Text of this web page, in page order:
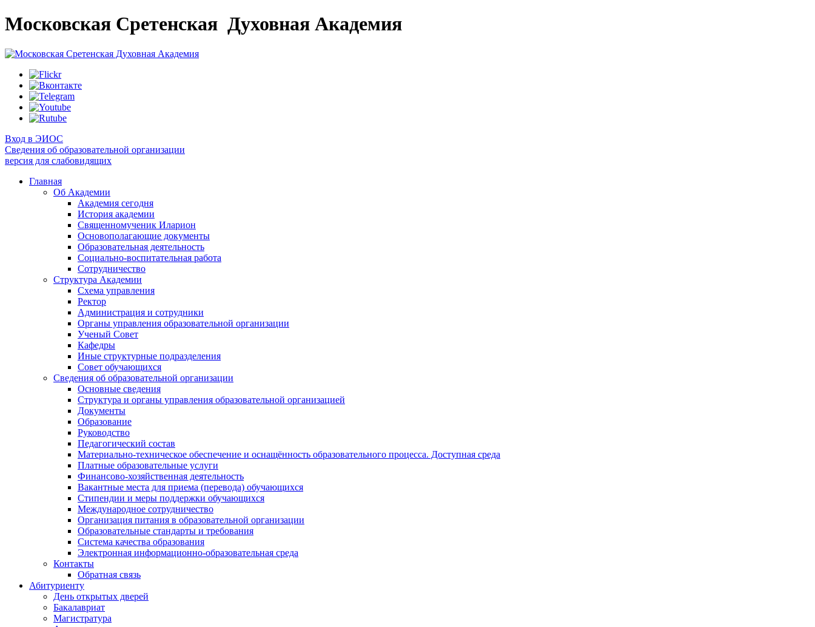
Московская Сретенская Духовная Академия
Вход в ЭИОС
Сведения об образовательной организации
версия для слабовидящих
Главная
Об Академии
Академия сегодня
История академии
Священномученик Иларион
Основополагающие документы
Образовательная деятельность
Социально-воспитательная работа
Сотрудничество
Структура Академии
Схема управления
Ректор
Администрация и сотрудники
Органы управления образовательной организации
Ученый Совет
Кафедры
Иные структурные подразделения
Совет обучающихся
Сведения об образовательной организации
Основные сведения
Структура и органы управления образовательной организацией
Документы
Образование
Руководство
Педагогический состав
Материально-техническое обеспечение и оснащённость образовательного процесса. Доступная среда
Платные образовательные услуги
Финансово-хозяйственная деятельность
Вакантные места для приема (перевода) обучающихся
Стипендии и меры поддержки обучающихся
Международное сотрудничество
Организация питания в образовательной организации
Образовательные стандарты и требования
Система качества образования
Электронная информационно-образовательная среда
Контакты
Обратная связь
Абитуриенту
День открытых дверей
Бакалавриат
Магистратура